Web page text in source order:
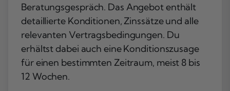
Beratungsgespräch. Das Angebot enthält
detaillierte Konditionen, Zinssätze und alle
relevanten Vertragsbedingungen. Du
erhältst dabei auch eine Konditionszusage
für einen bestimmten Zeitraum, meist 8 bis
12 Wochen.